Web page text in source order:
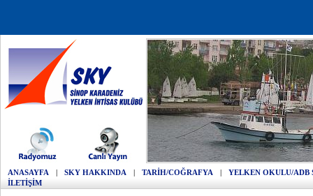
ANASAYFA | SKY HAKKINDA | TARİH/COĞRAFYA |
YELKEN OKULU/ADB
İLETİŞİM